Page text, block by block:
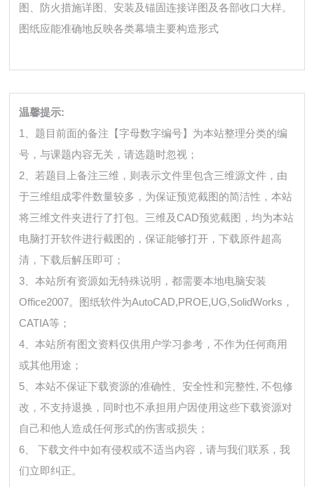
图、防火措施详图、安装及锚固连接详图及各部收口大样。
图纸应能准确地反映各类幕墙主要构造形式
温馨提示:
1、题目前面的备注【字母数字编号】为本站整理分类的编
号，与课题内容无关，请选题时忽视；
2、若题目上备注三维，则表示文件里包含三维源文件，由
于三维组成零件数量较多，为保证预览截图的简洁性，本站
将三维文件夹进行了打包。三维及CAD预览截图，均为本站
电脑打开软件进行截图的，保证能够打开，下载原件超高
清，下载后解压即可；
3、本站所有资源如无特殊说明，都需要本地电脑安装
Office2007。图纸软件为AutoCAD,PROE,UG,SolidWorks，
CATIA等；
4、本站所有图文资料仅供用户学习参考，不作为任何商用
或其他用途；
5、本站不保证下载资源的准确性、安全性和完整性, 不包修
改，不支持退换，同时也不承担用户因使用这些下载资源对
自己和他人造成任何形式的伤害或损失；
6、 下载文件中如有侵权或不适当内容，请与我们联系，我
们立即纠正。